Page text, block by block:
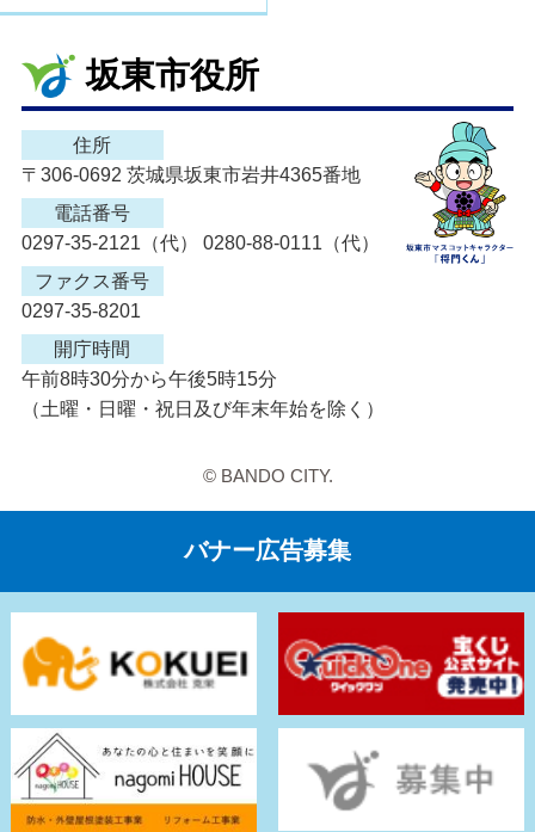
坂東市役所
住所
〒306-0692 茨城県坂東市岩井4365番地
電話番号
0297-35-2121（代） 0280-88-0111（代）
ファクス番号
0297-35-8201
開庁時間
午前8時30分から午後5時15分
（土曜・日曜・祝日及び年末年始を除く）
© BANDO CITY.
バナー広告募集